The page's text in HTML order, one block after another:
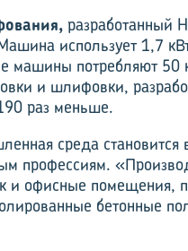
разработанный
использует 1,7
машины потребляют 50
и шлифовки,
раз меньше.
среда
профессиям.
и офисные помещения,
бетонные